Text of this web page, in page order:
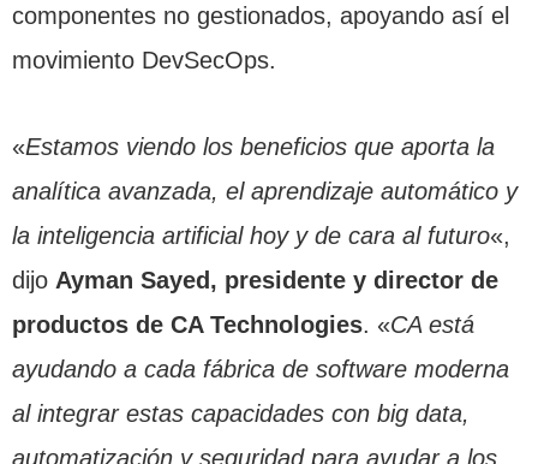
componentes no gestionados, apoyando así el
movimiento DevSecOps.
«Estamos viendo los beneficios que aporta la
analítica avanzada, el aprendizaje automático y
la inteligencia artificial hoy y de cara al futuro«,
dijo Ayman Sayed, presidente y director de
productos de CA Technologies. «CA está
ayudando a cada fábrica de software moderna
al integrar estas capacidades con big data,
automatización y seguridad para ayudar a los